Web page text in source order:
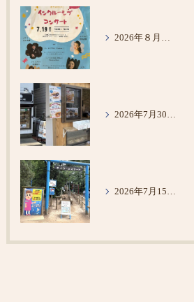
2026年８月６日 コンサート鑑賞 @東京未来大学
2026年7月30日 メロンパン
2026年7月15日 清水公園＆VS PARK